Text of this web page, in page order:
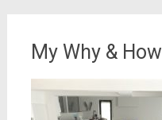
My Why & How